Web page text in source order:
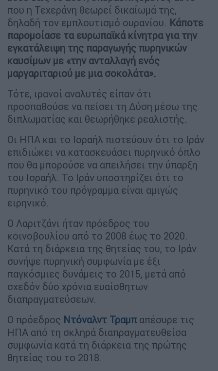
που η Τεχεράνη θεωρεί δικαίωμά της,
δηλαδή τον εμπλουτισμό ουρανίου. Κάποτε
παρομοίασε τα ευρωπαϊκά κίνητρα για την
εγκατάλειψη της παραγωγής πυρηνικών
καυσίμων με «την ανταλλαγή ενός
μαργαριταριού με μια σοκολάτα».
Τότε, ιρανοί αναλυτές είπαν ότι
προσπαθούσε να πείσει τη Δύση μέσω της
διπλωματίας και θεωρήθηκε ρεαλιστής.
Οι ΗΠΑ και το Ισραήλ πιστεύουν ότι το Ιράν
επιδιώκει να κατασκευάσει πυρηνικό όπλο
που θα μπορούσε να απειλήσει την ύπαρξη
του Ισραήλ. Το Ιράν υποστηρίζει ότι το
πυρηνικό του πρόγραμμα είναι αμιγώς
ειρηνικό.
Ο Λαριτζάνι ήταν πρόεδρος του
κοινοβουλίου από το 2008 έως το 2020.
Κατά τη διάρκεια της θητείας του, το Ιράν
συνήψε πυρηνική συμφωνία με έξι
παγκόσμιες δυνάμεις το 2015, μετά από
σχεδόν δύο χρόνια ευαίσθητων
διαπραγματεύσεων.
Ο πρόεδρος Ντόναλντ Τραμπαπέσυρε τις
ΗΠΑ από τη σκληρά διαπραγματευθείσα
συμφωνία κατά τη διάρκεια της πρώτης
θητείας του το 2018.